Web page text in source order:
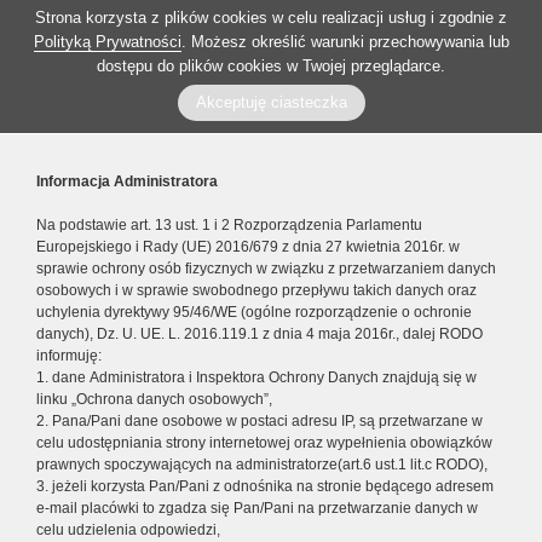
Strona korzysta z plików cookies w celu realizacji usług i zgodnie z
Polityką Prywatności. Możesz określić warunki przechowywania lub
dostępu do plików cookies w Twojej przeglądarce.
Akceptuję ciasteczka
Informacja Administratora
Na podstawie art. 13 ust. 1 i 2 Rozporządzenia Parlamentu
Europejskiego i Rady (UE) 2016/679 z dnia 27 kwietnia 2016r. w
sprawie ochrony osób fizycznych w związku z przetwarzaniem danych
osobowych i w sprawie swobodnego przepływu takich danych oraz
uchylenia dyrektywy 95/46/WE (ogólne rozporządzenie o ochronie
danych), Dz. U. UE. L. 2016.119.1 z dnia 4 maja 2016r., dalej RODO
informuję:
1. dane Administratora i Inspektora Ochrony Danych znajdują się w
linku „Ochrona danych osobowych”,
2. Pana/Pani dane osobowe w postaci adresu IP, są przetwarzane w
celu udostępniania strony internetowej oraz wypełnienia obowiązków
prawnych spoczywających na administratorze(art.6 ust.1 lit.c RODO),
3. jeżeli korzysta Pan/Pani z odnośnika na stronie będącego adresem
e-mail placówki to zgadza się Pan/Pani na przetwarzanie danych w
celu udzielenia odpowiedzi,